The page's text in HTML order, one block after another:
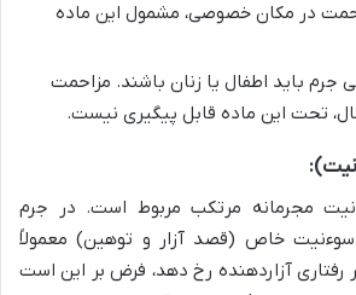
در مکان خصوصی، مشمول این ماده
جرم باید اطفال یا زنان باشند. مزاحمت
تحت این ماده قابل پیگیری نیست.
مجرمانه مرتکب مربوط است. در جرم
سوءنیت خاص (قصد آزار و توهین) معمولاً
آزاردهنده رخ دهد، فرض بر این است